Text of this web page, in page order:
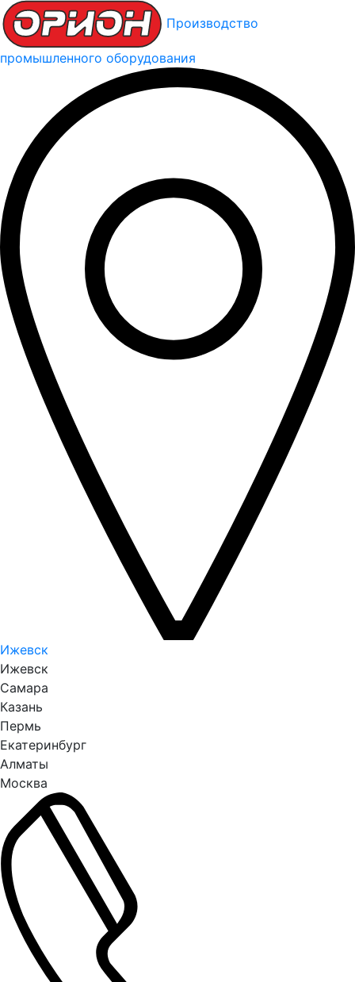
Производство
промышленного оборудования
Ижевск
Ижевск
Самара
Казань
Пермь
Екатеринбург
Алматы
Москва